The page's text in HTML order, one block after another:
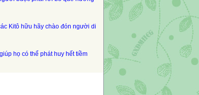
Kitô hữu hãy chào đón người di
họ có thể phát huy hết tiềm